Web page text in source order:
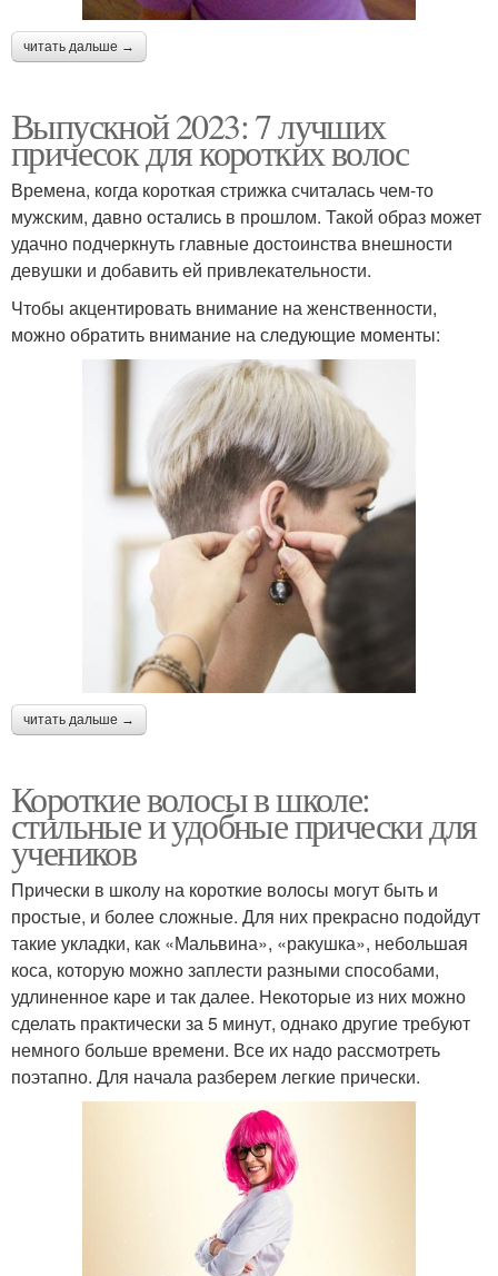
читать дальше →
Выпускной 2023: 7 лучших
причесок для коротких волос
Времена, когда короткая стрижка считалась чем-то
мужским, давно остались в прошлом. Такой образ может
удачно подчеркнуть главные достоинства внешности
девушки и добавить ей привлекательности.
Чтобы акцентировать внимание на женственности,
можно обратить внимание на следующие моменты:
читать дальше →
Короткие волосы в школе:
стильные и удобные прически для
учеников
Прически в школу на короткие волосы могут быть и
простые, и более сложные. Для них прекрасно подойдут
такие укладки, как «Мальвина», «ракушка», небольшая
коса, которую можно заплести разными способами,
удлиненное каре и так далее. Некоторые из них можно
сделать практически за 5 минут, однако другие требуют
немного больше времени. Все их надо рассмотреть
поэтапно. Для начала разберем легкие прически.